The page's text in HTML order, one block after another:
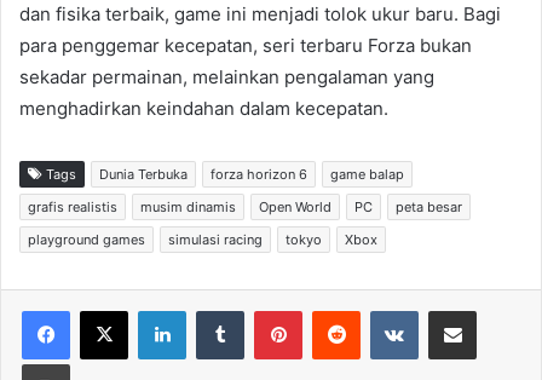
dan fisika terbaik, game ini menjadi tolok ukur baru. Bagi
para penggemar kecepatan, seri terbaru Forza bukan
sekadar permainan, melainkan pengalaman yang
menghadirkan keindahan dalam kecepatan.
Tags Dunia Terbuka forza horizon 6
game balap
grafis realistis
musim dinamis Open World PC
peta besar
playground games
simulasi racing tokyo Xbox